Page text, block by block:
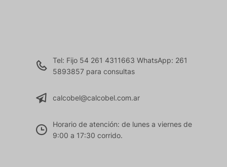
Tel: Fijo 54 261 4311663 WhatsApp: 261
5893857 para consultas
calcobel@calcobel.com.ar
Horario de atención: de lunes a viernes de
9:00 a 17:30 corrido.